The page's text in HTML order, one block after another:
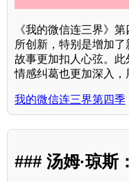
《我的微信连三界》
所创新，特别是增加
故事更加扣人心弦。
情感纠葛也更加深入，
我的微信连三界第四季
### 汤姆·琼斯